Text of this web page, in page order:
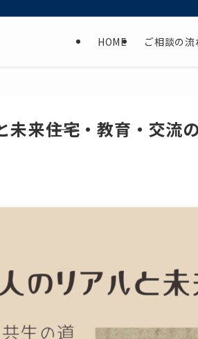
HOME ご相談の流
来――住宅・教育・交流